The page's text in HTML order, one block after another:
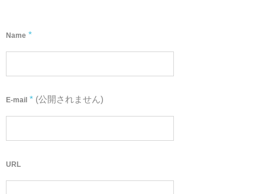
Name *
E-mail * (公開されません)
URL